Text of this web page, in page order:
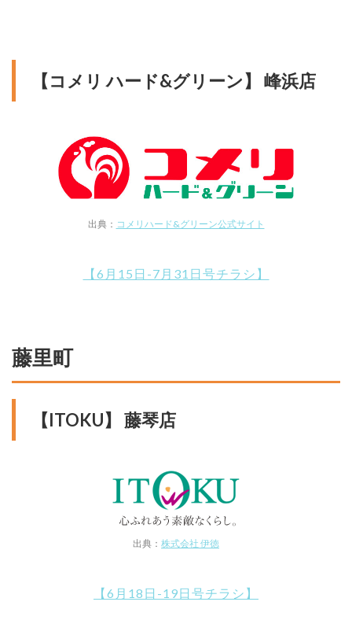
【コメリ ハード&グリーン】 峰浜店
出典： コメリハード&グリーン公式サイト
【6月15日-7月31日号チラシ】
藤里町
【ITOKU】 藤琴店
出典： 株式会社 伊徳
【6月18日-19日号チラシ】